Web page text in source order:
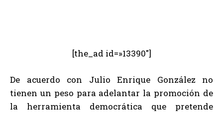
[the_ad id=»13390″]
De acuerdo con Julio Enrique González no
tienen un peso para adelantar la promoción de
la herramienta democrática que pretende